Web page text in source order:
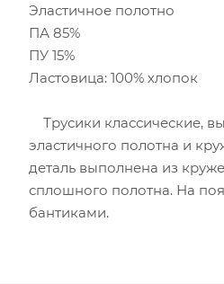
Эластичное полотно
ПА 85%
ПУ 15%
Ластовица: 100% хлопок
Трусики классические,
эластичного полотна и
деталь выполнена из
сплошного полотна. На
бантиками.